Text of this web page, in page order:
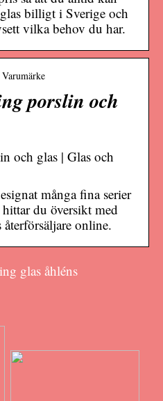
billigt i Sverige och
vilka behov du har.
porslin och
och glas | Glas och
många fina serier
du översikt med
online.
glas åhléns